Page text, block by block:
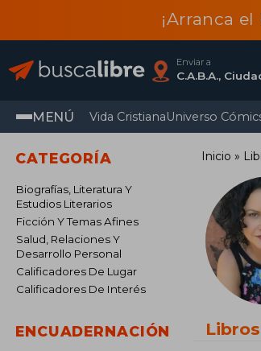
¡Arranca
Enviar a
MENÚ Vida CristianaUniverso
CATEGORÍA
Biografías, Literatura Y
Estudios Literarios
Ficción Y Temas Afines
Salud, Relaciones Y
Desarrollo Personal
Calificadores De Lugar
Calificadores De Interés
ENCUADERNACIÓN
Inicio